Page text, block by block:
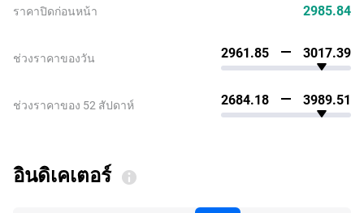
ราคาปิดก่อนหน้า
ช่วงราคาของวัน
ช่วงราคาของ 52 สัปดาห์
2985.84
2961.85 3017.39
2684.18 3989.51
อินดิเคเตอร์